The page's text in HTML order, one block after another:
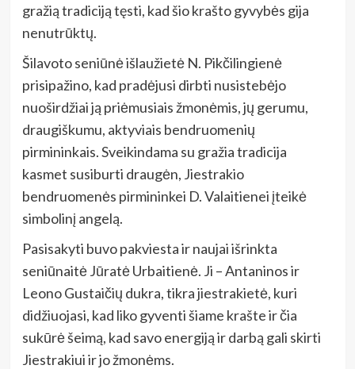
gražią tradiciją tęsti, kad šio krašto gyvybės gija
nenutrūktų.
Šilavoto seniūnė išlaužietė N. Pikčilingienė
prisipažino, kad pradėjusi dirbti nusistebėjo
nuoširdžiai ją priėmusiais žmonėmis, jų gerumu,
draugiškumu, aktyviais bendruomenių
pirmininkais. Sveikindama su gražia tradicija
kasmet susiburti draugėn, Jiestrakio
bendruomenės pirmininkei D. Valaitienei įteikė
simbolinį angelą.
Pasisakyti buvo pakviesta ir naujai išrinkta
seniūnaitė Jūratė Urbaitienė. Ji – Antaninos ir
Leono Gustaičių dukra, tikra jiestrakietė, kuri
didžiuojasi, kad liko gyventi šiame krašte ir čia
sukūrė šeimą, kad savo energiją ir darbą gali skirti
Jiestrakiui ir jo žmonėms.